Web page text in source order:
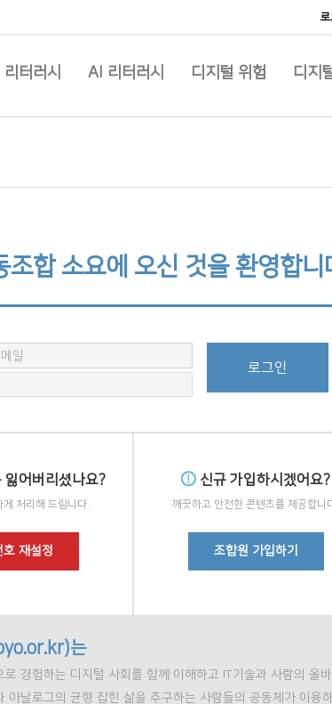
로
터러시 AI 리터러시 디지털 위험 디지
조합 소요에 오신 것을 환영합니
잃어버리셨나요?
처리해 드립니다.
호 재설정
신규 가입하시겠어요?
깨끗하고 안전한 콘텐츠를 제공합니
조합원 가입하기
는
로 경험하는 디지털 사회를 함께 이해하고 IT기술과 사람의 올
아날로그의 균형 잡힌 삶을 추구하는 사람들의 공동체가 이용